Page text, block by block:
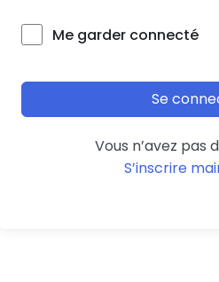
Me garder connecté
Se
Vous n’avez pas
S’inscrire